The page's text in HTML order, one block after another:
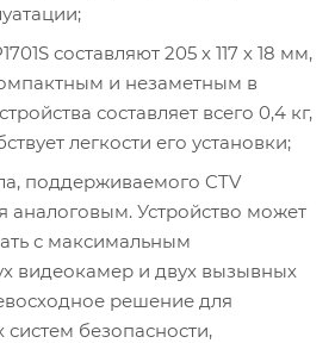
составляют 205 х 117 х 18 мм,
и незаметным в
составляет всего 0,4 кг,
легкости его установки;
поддерживаемого CTV
аналоговым. Устройство может
с максимальным
видеокамер и двух вызывных
решение для
безопасности,